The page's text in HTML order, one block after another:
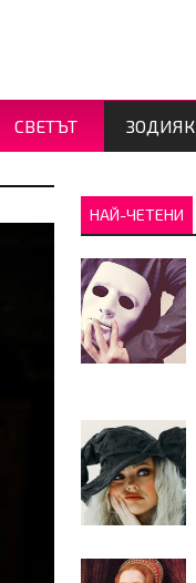
СВЕТЪТ ЗОДИЯК
НАЙ-ЧЕТЕНИ